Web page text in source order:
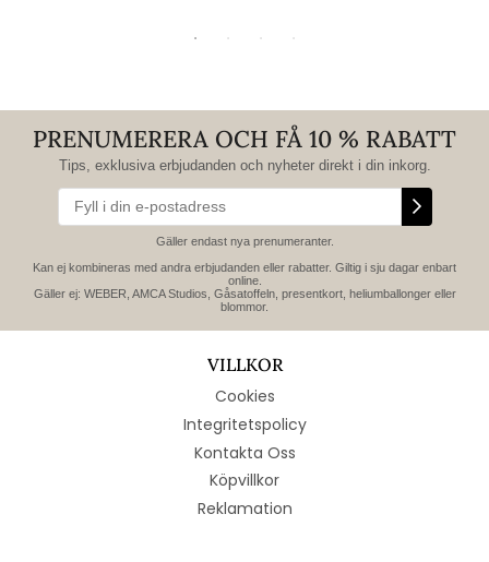
PRENUMERERA OCH FÅ 10 % RABATT
Tips, exklusiva erbjudanden och nyheter direkt i din inkorg.
Gäller endast nya prenumeranter.
Kan ej kombineras med andra erbjudanden eller rabatter. Giltig i sju dagar enbart
online.
Gäller ej: WEBER, AMCA Studios, Gåsatoffeln, presentkort, heliumballonger eller
blommor.
VILLKOR
Cookies
Integritetspolicy
Kontakta Oss
Köpvillkor
Reklamation